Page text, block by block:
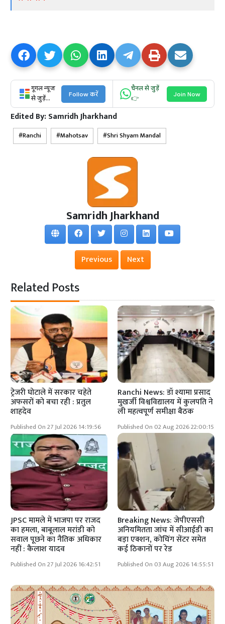
गूगल न्यूज
से जुड़ें...
Follow करें
चैनल से जुड़ें
👉
Join Now
Edited By:Samridh Jharkhand
Ranchi Mahotsav Shri Shyam Mandal
Samridh Jharkhand
Previous Next
Related Posts
ट्रेजरी घोटाले में सरकार चहेते
अफसरों को बचा रही : प्रतुल
शाहदेव
Published On 27 Jul 2026 14:19:56
Ranchi News: डॉ श्यामा प्रसाद
मुखर्जी विश्वविद्यालय में कुलपति ने
ली महत्वपूर्ण समीक्षा बैठक
Published On 02 Aug 2026 22:00:15
JPSC मामले में भाजपा पर राजद
का हमला, बाबूलाल मरांडी को
सवाल पूछने का नैतिक अधिकार
नहीं : कैलाश यादव
Published On 27 Jul 2026 16:42:51
Breaking News: जेपीएससी
अनियमितता जांच में सीआईडी का
बड़ा एक्शन, कोचिंग सेंटर समेत
कई ठिकानों पर रेड
Published On 03 Aug 2026 14:55:51